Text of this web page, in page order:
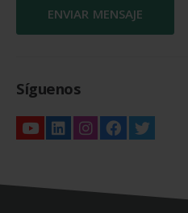
Síguenos